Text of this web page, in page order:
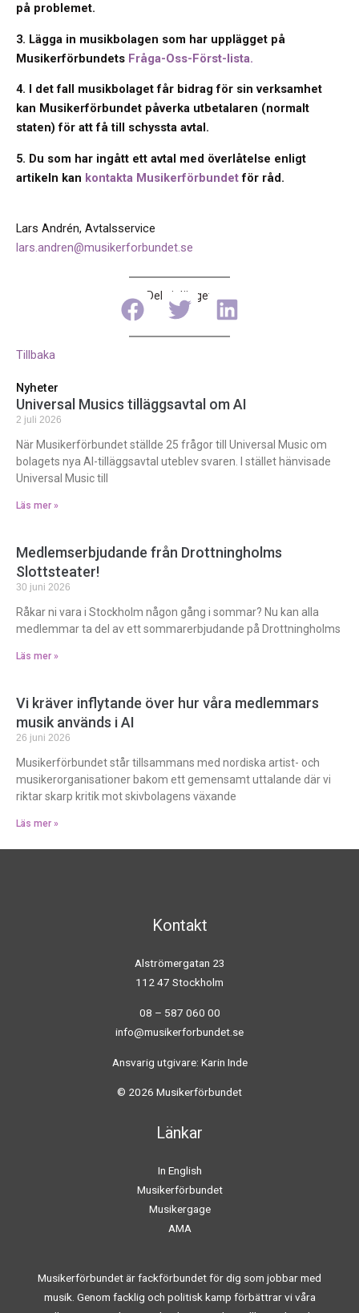
på problemet.
3. Lägga in musikbolagen som har upplägget på
Musikerförbundets Fråga-Oss-Först-lista.
4. I det fall musikbolaget får bidrag för sin verksamhet
kan Musikerförbundet påverka utbetalaren (normalt
staten) för att få till schyssta avtal.
5. Du som har ingått ett avtal med överlåtelse enligt
artikeln kan kontakta Musikerförbundetför råd.
Lars Andrén, Avtalsservice
lars.andren@musikerforbundet.se
Dela inlägget
Tillbaka
Nyheter
Universal Musics tilläggsavtal om AI
2 juli 2026
När Musikerförbundet ställde 25 frågor till Universal Music om
bolagets nya AI-tilläggsavtal uteblev svaren. I stället hänvisade
Universal Music till
Läs mer »
Medlemserbjudande från Drottningholms
Slottsteater!
30 juni 2026
Råkar ni vara i Stockholm någon gång i sommar? Nu kan alla
medlemmar ta del av ett sommarerbjudande på Drottningholms
Läs mer »
Vi kräver inflytande över hur våra medlemmars
musik används i AI
26 juni 2026
Musikerförbundet står tillsammans med nordiska artist- och
musikerorganisationer bakom ett gemensamt uttalande där vi
riktar skarp kritik mot skivbolagens växande
Läs mer »
Kontakt
Alströmergatan 23
112 47 Stockholm
08 – 587 060 00
info@musikerforbundet.se
Ansvarig utgivare: Karin Inde
© 2026 Musikerförbundet
Länkar
In English
Musikerförbundet
Musikergage
AMA
Musikerförbundet är fackförbundet för dig som jobbar med
musik. Genom facklig och politisk kamp förbättrar vi våra